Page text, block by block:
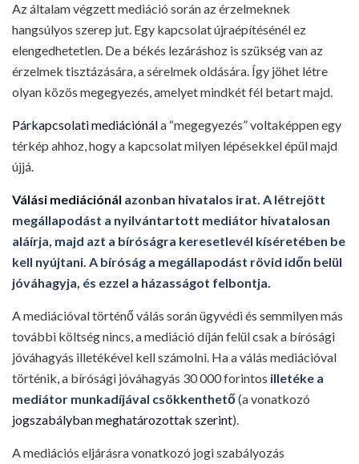
Az általam végzett mediáció során az érzelmeknek
hangsúlyos szerep jut. Egy kapcsolat újraépítésénél ez
elengedhetetlen. De a békés lezáráshoz is szükség van az
érzelmek tisztázására, a sérelmek oldására. Így jöhet létre
olyan közös megegyezés, amelyet mindkét fél betart majd.
Párkapcsolati mediációnála “megegyezés” voltaképpen egy
térkép ahhoz, hogy a kapcsolat milyen lépésekkel épül majd
újjá.
Válási mediációnál azonban hivatalos irat. A létrejött
megállapodást a nyilvántartott mediátor hivatalosan
aláírja, majd azt a bíróságra keresetlevél kíséretében be
kell nyújtani. A bíróság a megállapodást rövid időn belül
jóváhagyja, és ezzel a házasságot felbontja.
A mediációval történő válás során ügyvédi és semmilyen más
további költség nincs, a mediáció díján felül csak a bírósági
jóváhagyás illetékével kell számolni. Ha a válás mediációval
történik, a bírósági jóváhagyás 30 000 forintos illetéke a
mediátor munkadíjával csökkenthető(a vonatkozó
jogszabályban meghatározottak szerint).
A mediációs eljárásra vonatkozó jogi szabályozás